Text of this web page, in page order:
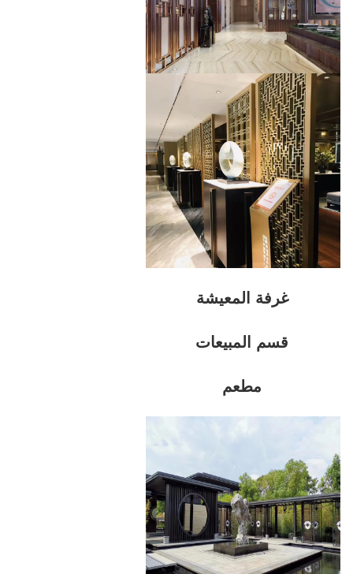
غرفة المعيشة
قسم المبيعات
مطعم